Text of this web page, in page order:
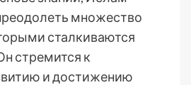
множество
сталкиваются
стремится к
и достижению